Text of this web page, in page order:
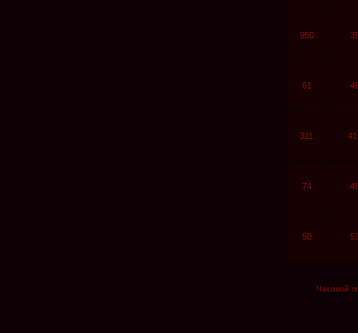
950
61
311
74
50
Часовой